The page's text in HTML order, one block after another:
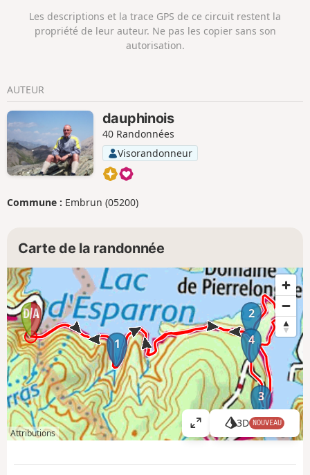
Les descriptions et la trace GPS de ce circuit restent la
propriété de leur auteur. Ne pas les copier sans son
autorisation.
AUTEUR
dauphinois
40 Randonnées
Visorandonneur
Commune : Embrun (05200)
Carte de la randonnée
1
2
3
4
Attributions
A
ff
3D NOUVEAU